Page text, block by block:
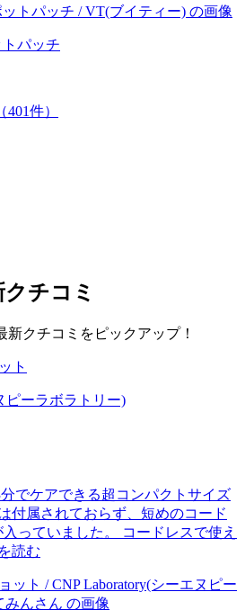
パッチ
（401件）
チコミ
クチコミをピックアップ！
ト
ピーラボラトリー)
でケアできる超コンパクトサイズ
付属されておらず、短めのコード
入っていました。 コードレスで使え
読む